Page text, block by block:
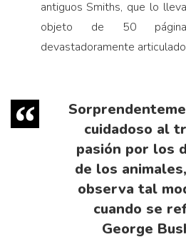
antiguos Smiths, que lo
objeto de 50
devastadoramente
cuidadoso al
pasión por los
de los
observa tal
cuando se
George